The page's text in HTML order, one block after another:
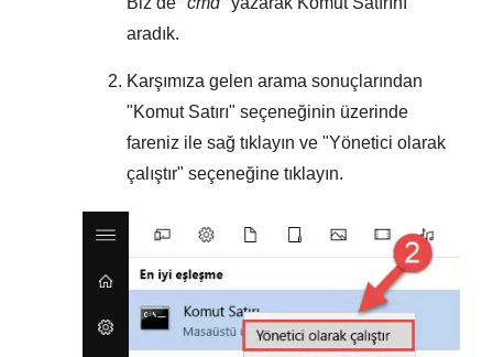
aradık.
Karşımıza gelen arama sonuçlarından
"Komut Satırı" seçeneğinin üzerinde
fareniz ile sağ tıklayın ve "Yönetici olarak
çalıştır" seçeneğine tıklayın.